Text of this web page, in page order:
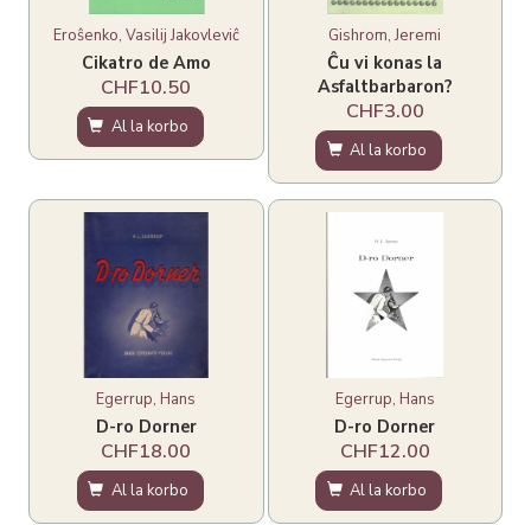
Eroŝenko, Vasilij Jakovleviĉ
Cikatro de Amo
CHF10.50
Al la korbo
Gishrom, Jeremi
Ĉu vi konas la
Asfaltbarbaron?
CHF3.00
Al la korbo
Egerrup, Hans
D-ro Dorner
CHF18.00
Al la korbo
Egerrup, Hans
D-ro Dorner
CHF12.00
Al la korbo